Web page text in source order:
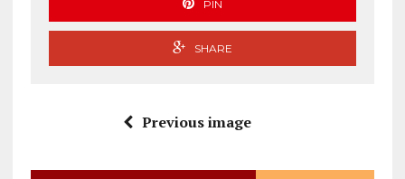
PIN
SHARE
Previous image